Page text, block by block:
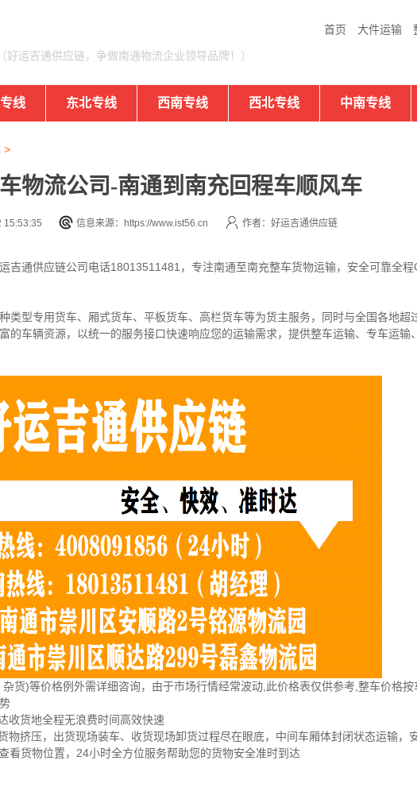
首页 大件运输
（好运吉通供应链，争做南通物流企业领导品牌！）
线 东北专线 西南专线 西北专线 中南专线
>
物流公司-南通到南充回程车顺风车
15:53:35 信息来源：https://www.ist56.cn 作者：好运吉通供应链
吉通供应链公司电话18013511481，专注南通至南充整车货物运输，安全可靠全
类型专用货车、厢式货车、平板货车、高栏货车等为货主服务，同时与全国各地超
的车辆资源，以统一的服务接口快速响应您的运输需求，提供整车运输、专车运输
货)等价格例外需详细咨询，由于市场行情经常波动,此价格表仅供参考,整车价格按
收货地全程无浪费时间高效快速
物挤压，出货现场装车、收货现场卸货过程尽在眼底，中间车厢体封闭状态运输，
看货物位置，24小时全方位服务帮助您的货物安全准时到达